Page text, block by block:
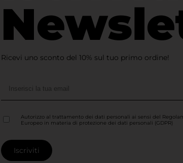
Ricevi uno sconto del 10% sul tuo primo ordine!
Autorizzo al trattamento dei dati personali ai sensi del
Europeo in materia di protezione dei dati personali (GDPR)